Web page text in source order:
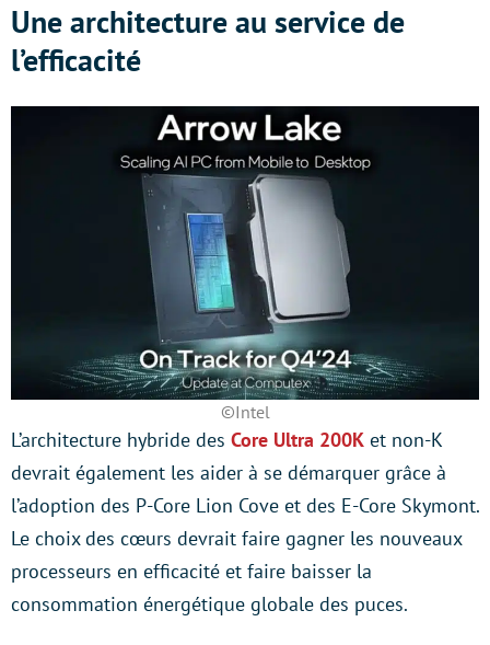
Une architecture au service de
l’efficacité
©Intel
L’architecture hybride des Core Ultra 200K et non-K
devrait également les aider à se démarquer grâce à
l’adoption des P-Core Lion Cove et des E-Core Skymont.
Le choix des cœurs devrait faire gagner les nouveaux
processeurs en efficacité et faire baisser la
consommation énergétique globale des puces.